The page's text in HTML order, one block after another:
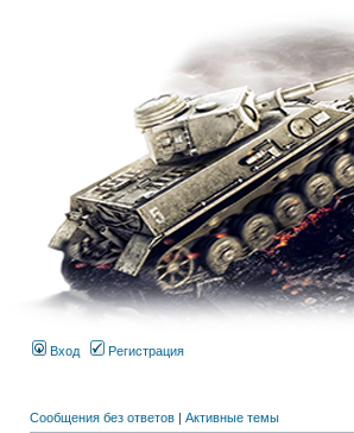
Вход Регистрация
Сообщения без ответов | Активные темы